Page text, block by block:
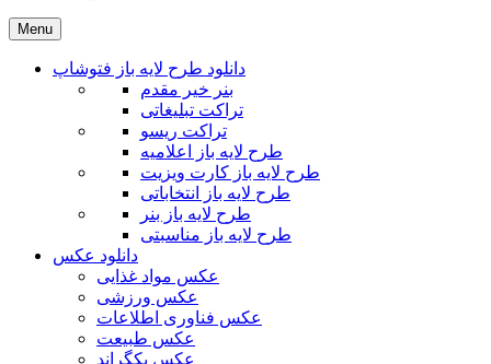
Menu
دانلود طرح لایه باز فتوشاپ
بنر خیر مقدم
تراکت تبلیغاتی
تراکت ریسو
طرح لایه باز اعلامیه
طرح لایه باز کارت ویزیت
طرح لایه باز انتخاباتی
طرح لایه باز بنر
طرح لایه باز مناسبتی
دانلود عکس
عکس مواد غذایی
عکس ورزشی
عکس فناوری اطلاعات
عکس طبیعت
عکس بکگراند